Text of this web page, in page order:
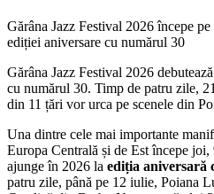
Gărâna Jazz Festival 2026 începe
ediției aniversare cu numărul 30
Gărâna Jazz Festival 2026
cu numărul 30. Timp de patru zile,
din 11 țări vor urca pe scenele din
Una dintre cele mai importante
Europa Centrală și de Est începe joi,
ajunge în 2026 la ediția aniversară
patru zile, până pe 12 iulie, Poiana